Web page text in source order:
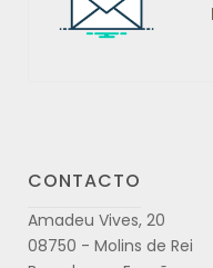
CONTACTO
Amadeu Vives, 20
08750 - Molins de Rei